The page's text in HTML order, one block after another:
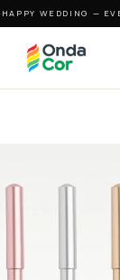
·HAPPY WEDDING —